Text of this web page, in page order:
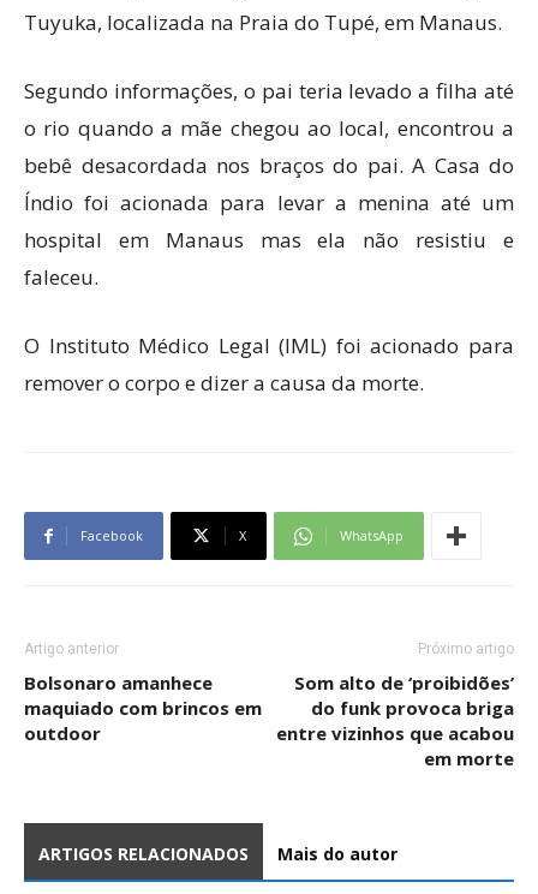
Tuyuka, localizada na Praia do Tupé, em Manaus.
Segundo informações, o pai teria levado a filha até
o rio quando a mãe chegou ao local, encontrou a
bebê desacordada nos braços do pai. A Casa do
Índio foi acionada para levar a menina até um
hospital em Manaus mas ela não resistiu e
faleceu.
O Instituto Médico Legal (IML) foi acionado para
remover o corpo e dizer a causa da morte.
Facebook X WhatsApp
Artigo anterior
Bolsonaro amanhece
maquiado com brincos em
outdoor
Próximo artigo
Som alto de ‘proibidões’
do funk provoca briga
entre vizinhos que acabou
em morte
ARTIGOS RELACIONADOS Mais do autor